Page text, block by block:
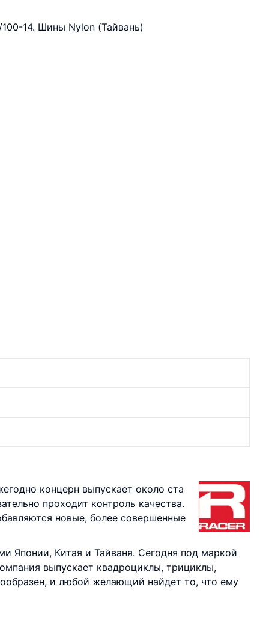
14. Шины Nylon (Тайвань)
концерн выпускает около ста
проходит контроль качества.
новые, более совершенные
Японии, Китая и Тайваня. Сегодня под маркой
выпускает квадроциклы, трициклы,
и любой желающий найдет то, что ему